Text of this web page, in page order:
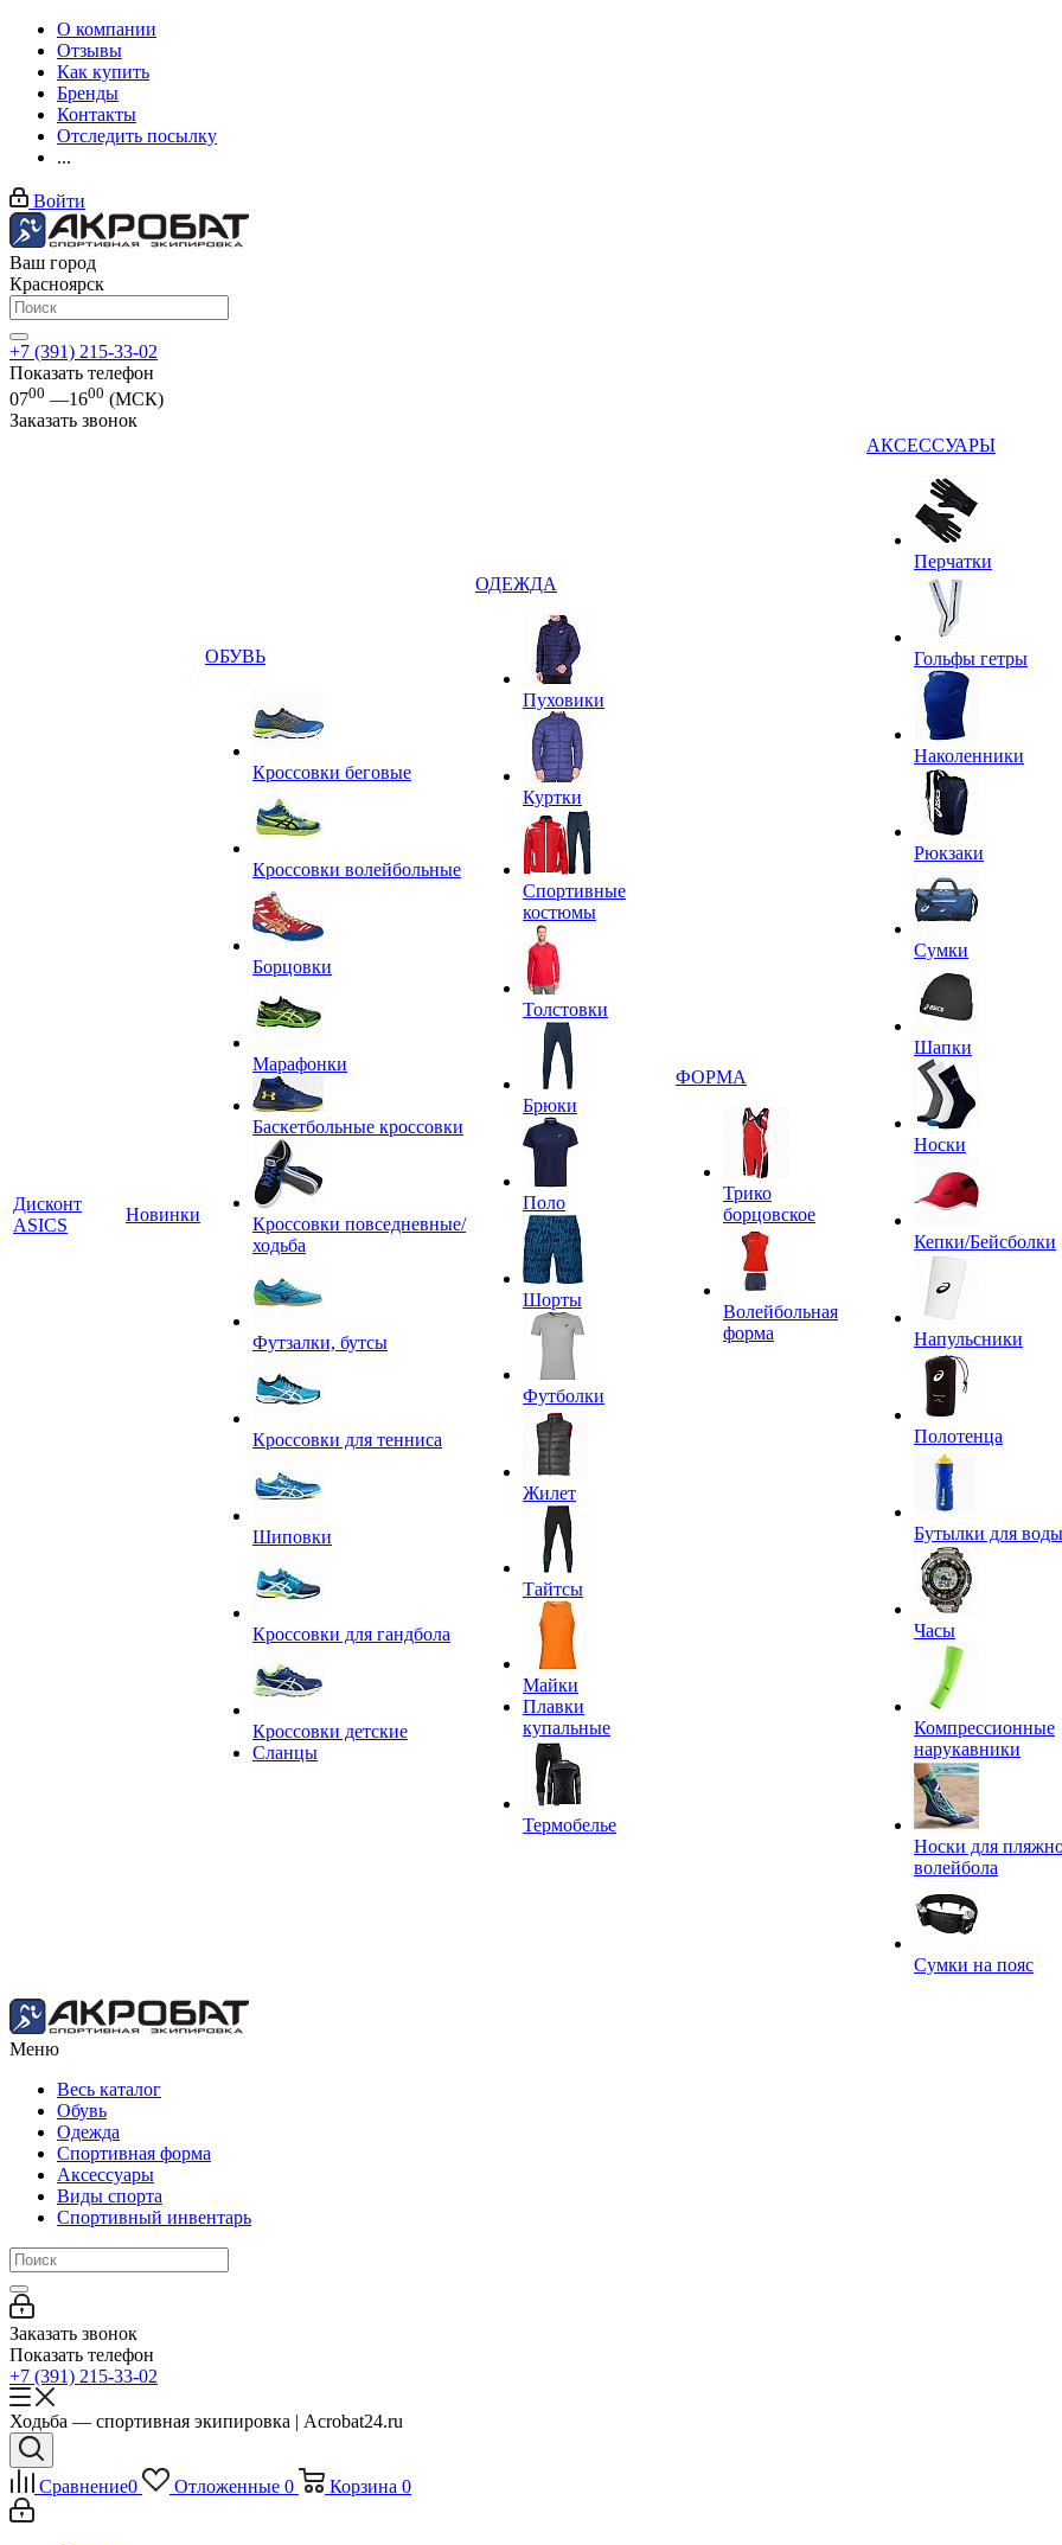
О компании
Отзывы
Как купить
Бренды
Контакты
Отследить посылку
...
Войти
Ваш город
Красноярск
+7 (391) 215-33-02
Показать телефон
0700 —1600 (МСК)
Заказать звонок
Дисконт
ASICS
Новинки
ОБУВЬ
Кроссовки беговые
Кроссовки волейбольные
Борцовки
Марафонки
Баскетбольные кроссовки
Кроссовки повседневные/
ходьба
Футзалки, бутсы
Кроссовки для тенниса
Шиповки
Кроссовки для гандбола
Кроссовки детские
Сланцы
ОДЕЖДА
Пуховики
Куртки
Спортивные
костюмы
Толстовки
Брюки
Поло
Шорты
Футболки
Жилет
Тайтсы
Майки
Плавки
купальные
Термобелье
ФОРМА
Трико
борцовское
Волейбольная
форма
АКСЕССУАРЫ
Перчатки
Гольфы гетры
Наколенники
Рюкзаки
Сумки
Шапки
Носки
Кепки/Бейсболки
Напульсники
Полотенца
Бутылки для воды
Часы
Компрессионные
нарукавники
Носки для
волейбола
Сумки на пояс
Меню
Весь каталог
Обувь
Одежда
Спортивная форма
Аксессуары
Виды спорта
Спортивный инвентарь
Заказать звонок
Показать телефон
+7 (391) 215-33-02
Ходьба — спортивная экипировка | Acrobat24.ru
Сравнение0 Отложенные 0 Корзина 0